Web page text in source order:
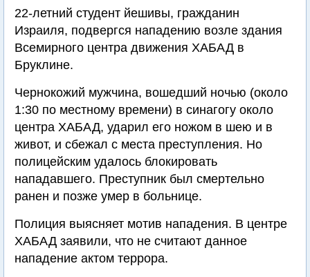
22-летний студент йешивы, гражданин
Израиля, подвергся нападению возле здания
Всемирного центра движения ХАБАД в
Бруклине.
Чернокожий мужчина, вошедший ночью (около
1:30 по местному времени) в синагогу около
центра ХАБАД, ударил его ножом в шею и в
живот, и сбежал с места преступления. Но
полицейским удалось блокировать
нападавшего. Преступник был смертельно
ранен и позже умер в больнице.
Полиция выясняет мотив нападения. В центре
ХАБАД заявили, что не считают данное
нападение актом террора.